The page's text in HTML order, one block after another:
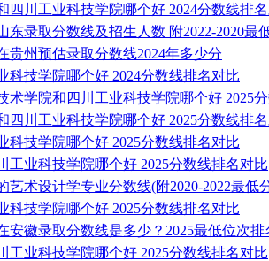
四川工业科技学院哪个好 2024分数线排
东录取分数线及招生人数 附2022-2020最
贵州预估录取分数线2024年多少分
科技学院哪个好 2024分数线排名对比
术学院和四川工业科技学院哪个好 2025
四川工业科技学院哪个好 2025分数线排
科技学院哪个好 2025分数线排名对比
工业科技学院哪个好 2025分数线排名对比
艺术设计学专业分数线(附2020-2022最低
科技学院哪个好 2025分数线排名对比
安徽录取分数线是多少？2025最低位次排
工业科技学院哪个好 2025分数线排名对比